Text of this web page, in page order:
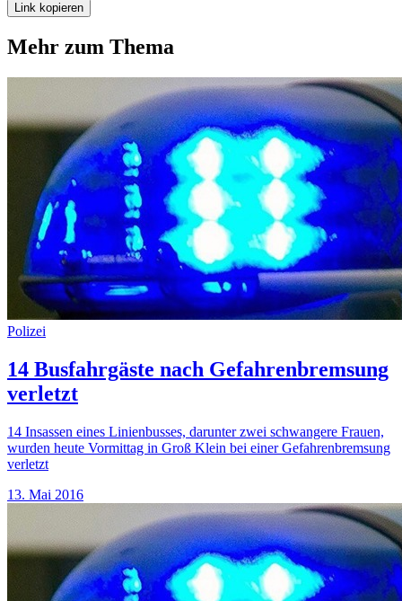
Link kopieren
Mehr zum Thema
Polizei
14 Busfahrgäste nach Gefahrenbremsung
verletzt
14 Insassen eines Linienbusses, darunter zwei schwangere Frauen,
wurden heute Vormittag in Groß Klein bei einer Gefahrenbremsung
verletzt
13. Mai 2016